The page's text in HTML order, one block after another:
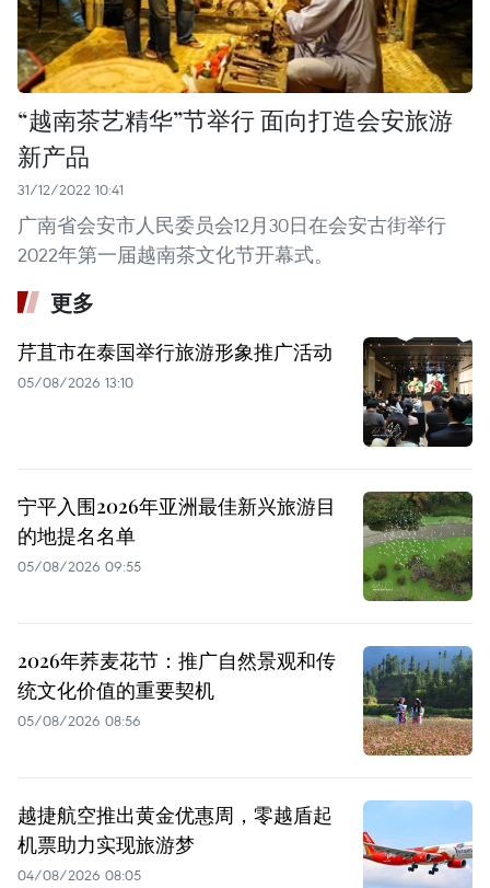
“越南茶艺精华”节举行 面向打造会安旅游
新产品
31/12/2022 10:41
广南省会安市人民委员会12月30日在会安古街举行
2022年第一届越南茶文化节开幕式。
更多
芹苴市在泰国举行旅游形象推广活动
05/08/2026 13:10
宁平入围2026年亚洲最佳新兴旅游目
的地提名名单
05/08/2026 09:55
2026年荞麦花节：推广自然景观和传
统文化价值的重要契机
05/08/2026 08:56
越捷航空推出黄金优惠周，零越盾起
机票助力实现旅游梦
04/08/2026 08:05